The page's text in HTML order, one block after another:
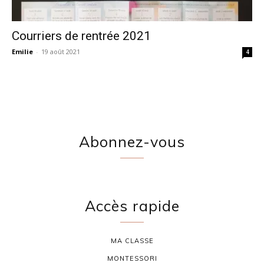
Courriers de rentrée 2021
Emilie - 19 août 2021 4
Abonnez-vous
Accès rapide
MA CLASSE
MONTESSORI